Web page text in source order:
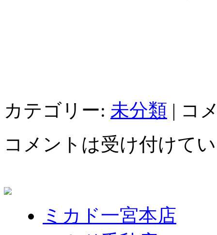
カテゴリー: 未分類 | コ
コメントは受け付けて
ミカド一宮本店